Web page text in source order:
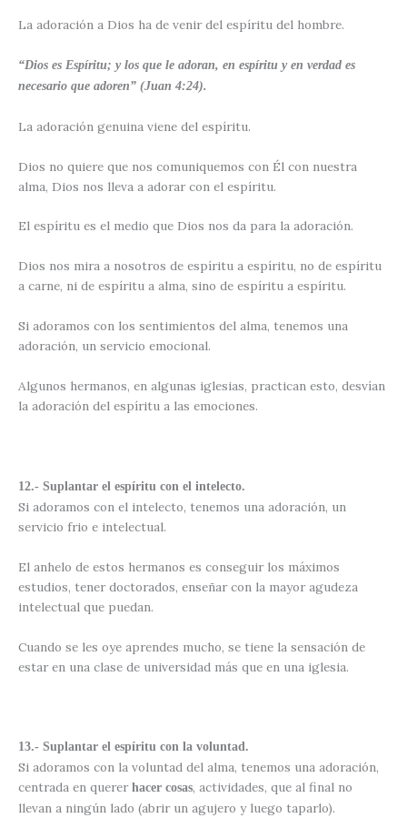
La adoración a Dios ha de venir del espíritu del hombre.
“Dios es Espíritu; y los que le adoran, en espíritu y en verdad es
necesario que adoren” (Juan 4:24).
La adoración genuina viene del espíritu.
Dios no quiere que nos comuniquemos con Él con nuestra
alma, Dios nos lleva a adorar con el espíritu.
El espíritu es el medio que Dios nos da para la adoración.
Dios nos mira a nosotros de espíritu a espíritu, no de espíritu
a carne, ni de espíritu a alma, sino de espíritu a espíritu.
Si adoramos con los sentimientos del alma, tenemos una
adoración, un servicio emocional.
Algunos hermanos, en algunas iglesias, practican esto, desvían
la adoración del espíritu a las emociones.
12.- Suplantar el espíritu con el intelecto.
Si adoramos con el intelecto, tenemos una adoración, un
servicio frio e intelectual.
El anhelo de estos hermanos es conseguir los máximos
estudios, tener doctorados, enseñar con la mayor agudeza
intelectual que puedan.
Cuando se les oye aprendes mucho, se tiene la sensación de
estar en una clase de universidad más que en una iglesia.
13.- Suplantar el espíritu con la voluntad.
Si adoramos con la voluntad del alma, tenemos una adoración,
centrada en querer hacer cosas, actividades, que al final no
llevan a ningún lado (abrir un agujero y luego taparlo).